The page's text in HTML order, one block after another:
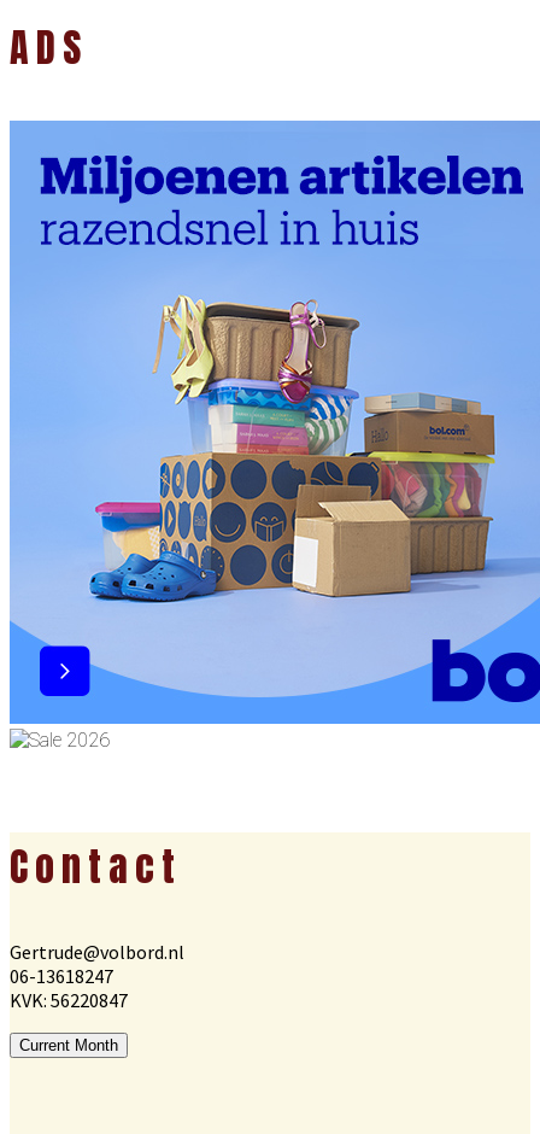
ADS
Footer
Contact
Gertrude@volbord.nl
06-13618247
KVK: 56220847
Current Month